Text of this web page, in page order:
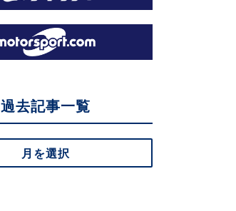
過去記事一覧
月を選択